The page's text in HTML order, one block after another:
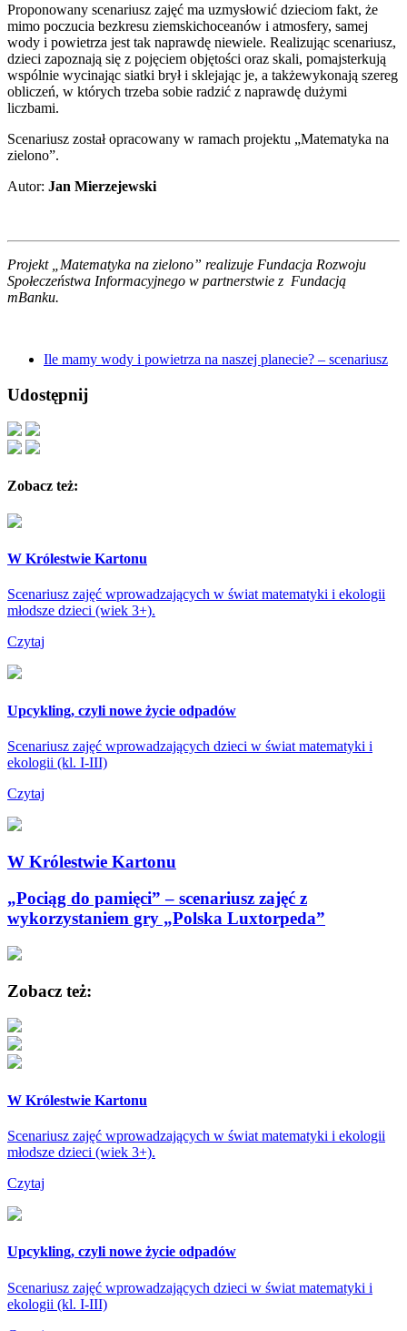
Proponowany scenariusz zajęć ma uzmysłowić dzieciom fakt, że
mimo poczucia bezkresu ziemskichoceanów i atmosfery, samej
wody i powietrza jest tak naprawdę niewiele. Realizując scenariusz,
dzieci zapoznają się z pojęciem objętości oraz skali, pomajsterkują
wspólnie wycinając siatki brył i sklejając je, a takżewykonają szereg
obliczeń, w których trzeba sobie radzić z naprawdę dużymi
liczbami.
Scenariusz został opracowany w ramach projektu „Matematyka na
zielono”.
Autor: Jan Mierzejewski
Projekt „Matematyka na zielono” realizuje Fundacja Rozwoju
Społeczeństwa Informacyjnego w partnerstwie z Fundacją
mBanku.
Ile mamy wody i powietrza na naszej planecie? – scenariusz
Udostępnij
Zobacz też:
W Królestwie Kartonu
Scenariusz zajęć wprowadzających w świat matematyki i ekologii
młodsze dzieci (wiek 3+).
Czytaj
Upcykling, czyli nowe życie odpadów
Scenariusz zajęć wprowadzających dzieci w świat matematyki i
ekologii (kl. I-III)
Czytaj
W Królestwie Kartonu
„Pociąg do pamięci” – scenariusz zajęć z
wykorzystaniem gry „Polska Luxtorpeda”
Zobacz też:
W Królestwie Kartonu
Scenariusz zajęć wprowadzających w świat matematyki i ekologii
młodsze dzieci (wiek 3+).
Czytaj
Upcykling, czyli nowe życie odpadów
Scenariusz zajęć wprowadzających dzieci w świat matematyki i
ekologii (kl. I-III)